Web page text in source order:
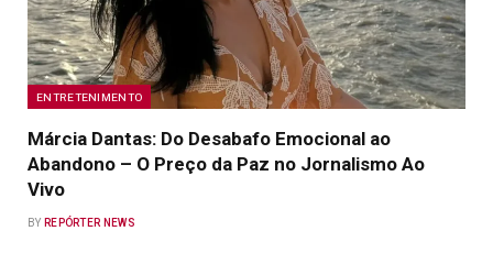
ENTRETENIMENTO
Márcia Dantas: Do Desabafo Emocional ao
Abandono – O Preço da Paz no Jornalismo Ao
Vivo
BY REPÓRTER NEWS